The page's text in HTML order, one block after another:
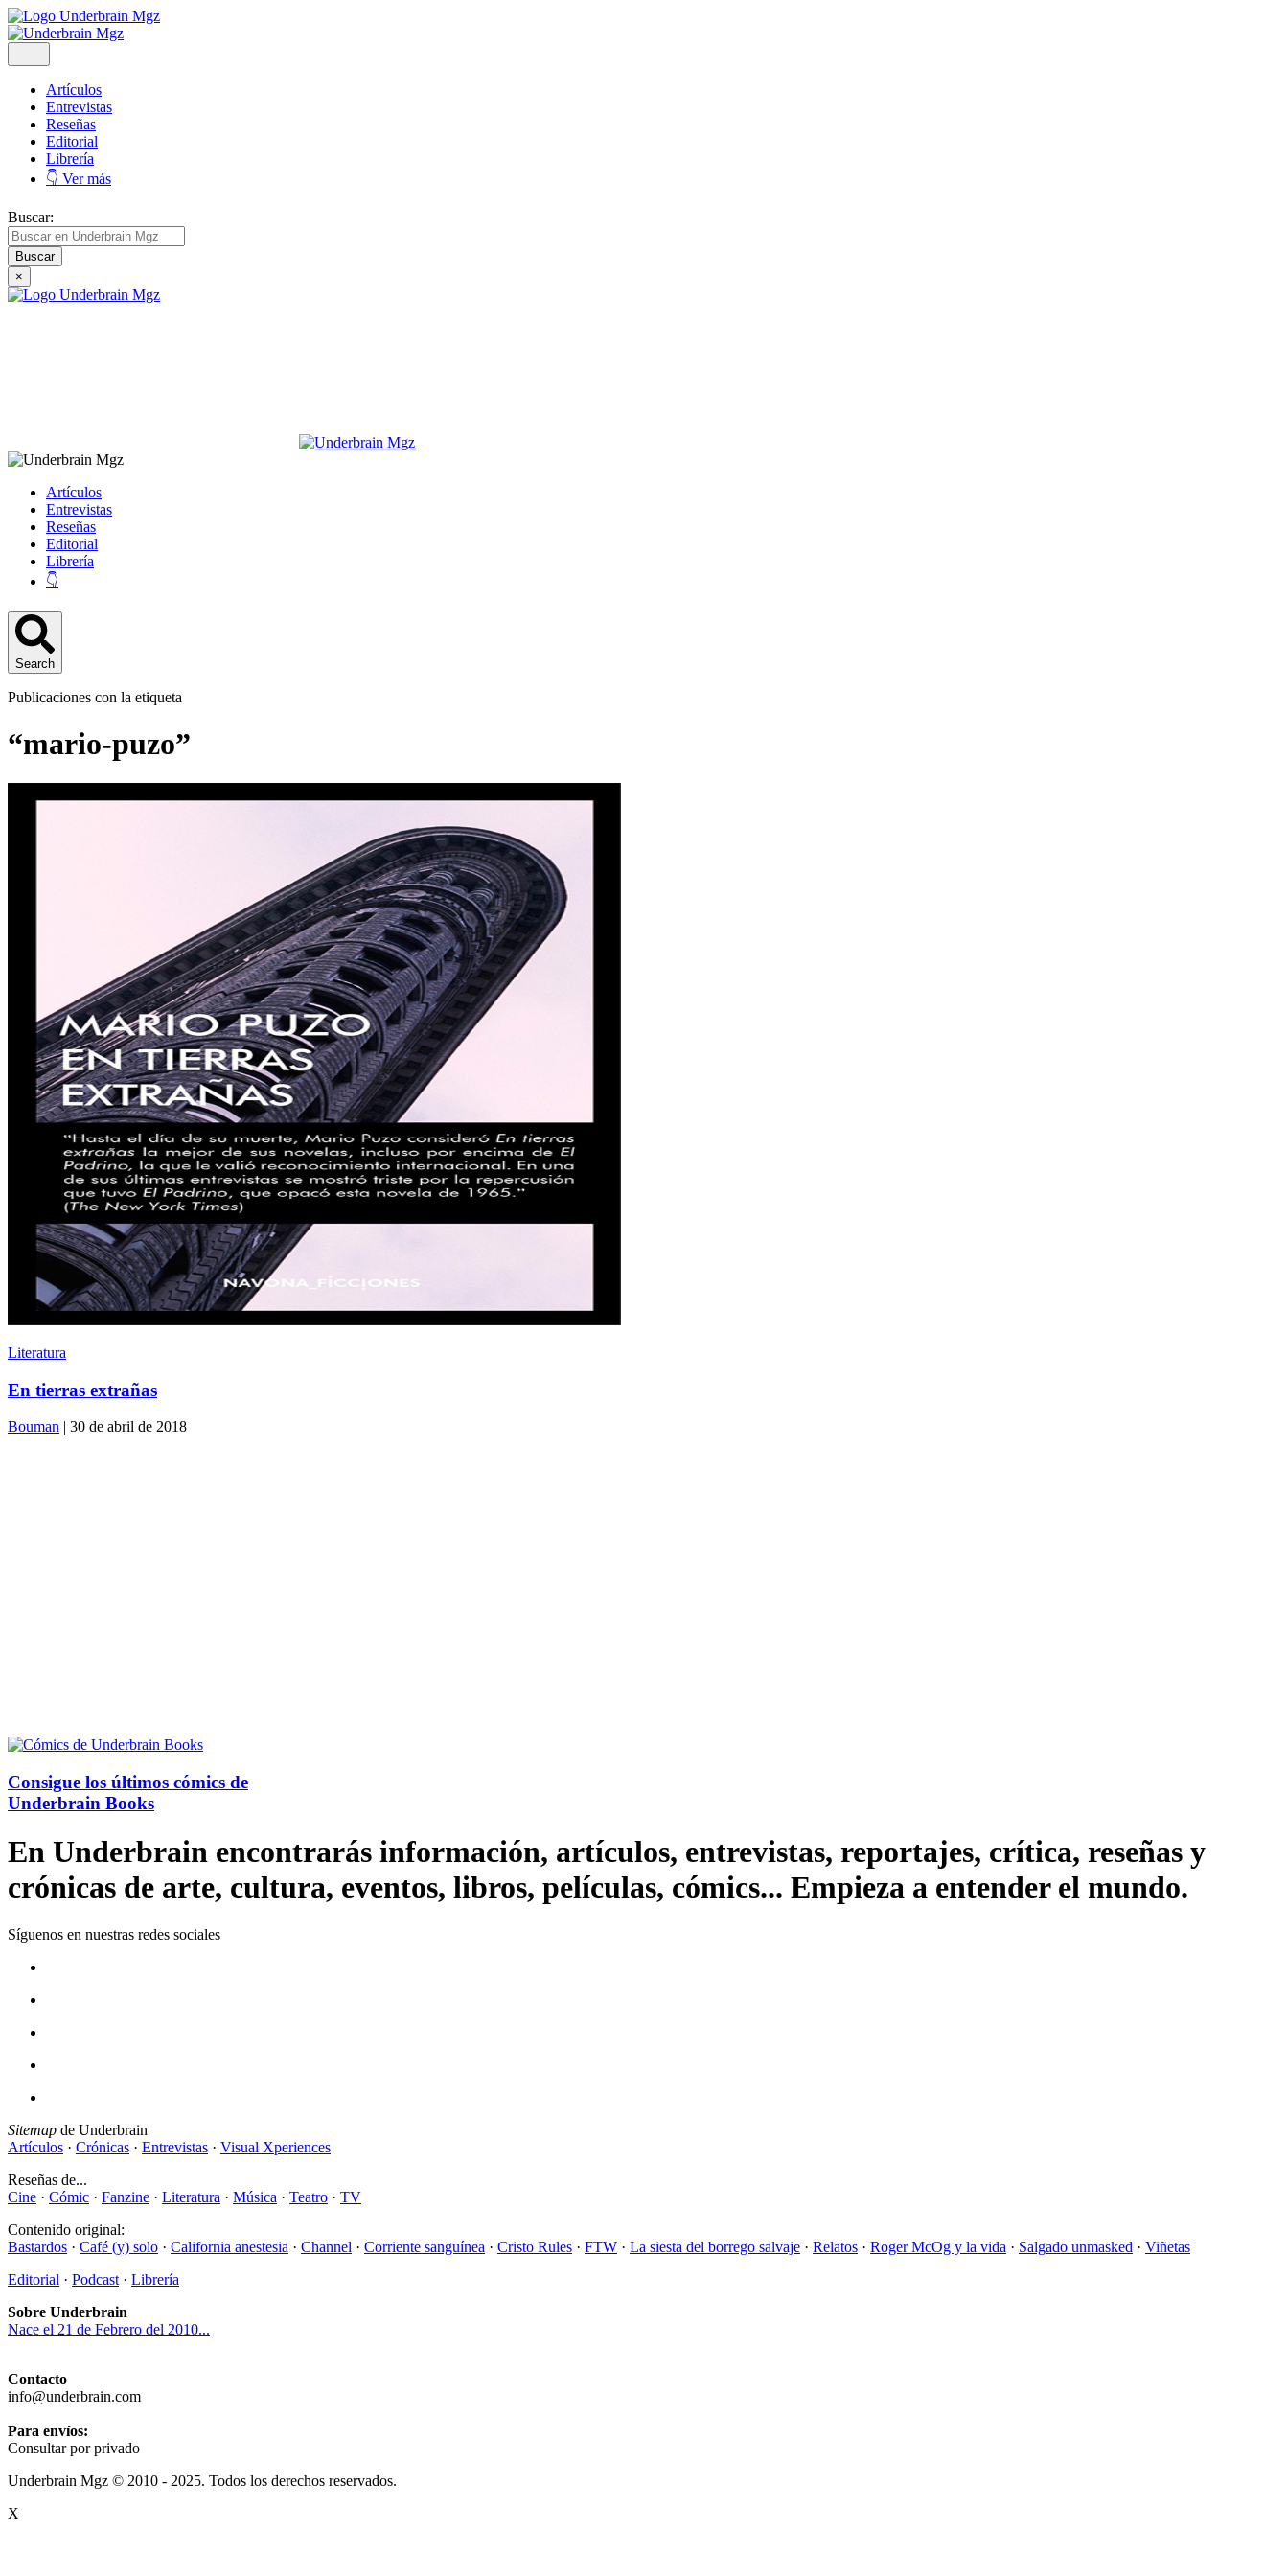
Artículos
Entrevistas
Reseñas
Editorial
Librería
👇 Ver más
Buscar:
×
Artículos
Entrevistas
Reseñas
Editorial
Librería
👇
Search
Publicaciones con la etiqueta
“mario-puzo”
Literatura
En tierras extrañas
Bouman | 30 de abril de 2018
Consigue los últimos cómics de
Underbrain Books
En Underbrain encontrarás información, artículos, entrevistas, reportajes, crítica, reseñas y
crónicas de arte, cultura, eventos, libros, películas, cómics... Empieza a entender el mundo.
Síguenos en nuestras redes sociales
Sitemap de Underbrain
Artículos · Crónicas · Entrevistas · Visual Xperiences
Reseñas de...
Cine · Cómic · Fanzine · Literatura · Música · Teatro · TV
Contenido original:
Bastardos · Café (y) solo · California anestesia · Channel · Corriente sanguínea · Cristo Rules · FTW · La siesta del borrego salvaje · Relatos · Roger McOg y la vida · Salgado unmasked · Viñetas
Editorial · Podcast · Librería
Sobre Underbrain
Nace el 21 de Febrero del 2010...
Contacto
info@underbrain.com
Para envíos:
Consultar por privado
Underbrain Mgz © 2010 - 2025. Todos los derechos reservados.
X